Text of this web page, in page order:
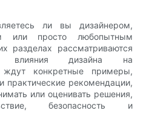
ли вы дизайнером,
или просто любопытным
разделах рассматриваются
влияния дизайна на
ждут конкретные примеры,
практические рекомендации,
или оценивать решения,
безопасность и